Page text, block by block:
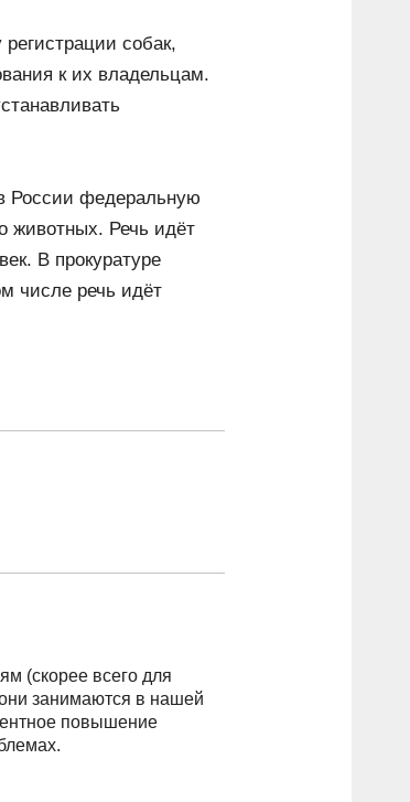
собак,
к их владельцам.
России федеральную
животных. Речь идёт
В прокуратуре
числе речь идёт
(скорее всего для
занимаются в нашей
повышение